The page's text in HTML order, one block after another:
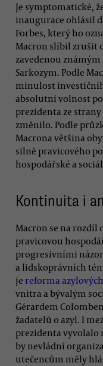
Je symptomatické,
inaugurace ohlásil
Forbes, který ho
Macron slíbil zrušit
zavedenou
Sarkozym. Podle
minulost
absolutní volnost
prezidenta ze
změnilo. Podle
Macrona většina
silně pravicového
hospodářské a
Kontinuita i
Macron se na rozdíl
pravicovou
progresivními
a lidskoprávních
je reforma
vnitra a bývalým
Gérardem
žadatelů o azyl. I
prezidenta
by nevládní
utečencům měly